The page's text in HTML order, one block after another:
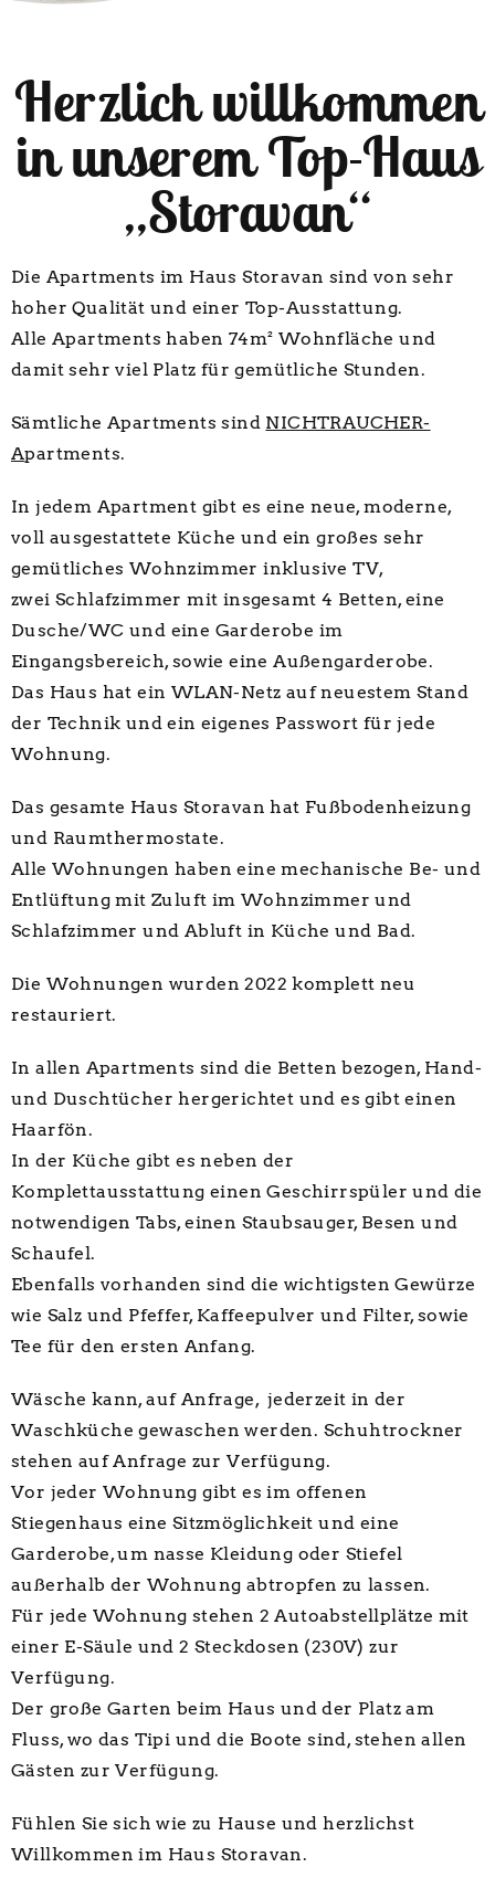
Herzlich willkommen
in unserem Top-Haus
„Storavan“
Die Apartments im Haus Storavan sind von sehr
hoher Qualität und einer Top-Ausstattung.
Alle Apartments haben 74m² Wohnfläche und
damit sehr viel Platz für gemütliche Stunden.
Sämtliche Apartments sind NICHTRAUCHER-
Apartments.
In jedem Apartment gibt es eine neue, moderne,
voll ausgestattete Küche und ein großes sehr
gemütliches Wohnzimmer inklusive TV,
zwei Schlafzimmer mit insgesamt 4 Betten, eine
Dusche/WC und eine Garderobe im
Eingangsbereich, sowie eine Außengarderobe.
Das Haus hat ein WLAN-Netz auf neuestem Stand
der Technik und ein eigenes Passwort für jede
Wohnung.
Das gesamte Haus Storavan hat Fußbodenheizung
und Raumthermostate.
Alle Wohnungen haben eine mechanische Be- und
Entlüftung mit Zuluft im Wohnzimmer und
Schlafzimmer und Abluft in Küche und Bad.
Die Wohnungen wurden 2022 komplett neu
restauriert.
In allen Apartments sind die Betten bezogen, Hand-
und Duschtücher hergerichtet und es gibt einen
Haarfön.
In der Küche gibt es neben der
Komplettausstattung einen Geschirrspüler und die
notwendigen Tabs, einen Staubsauger, Besen und
Schaufel.
Ebenfalls vorhanden sind die wichtigsten Gewürze
wie Salz und Pfeffer, Kaffeepulver und Filter, sowie
Tee für den ersten Anfang.
Wäsche kann, auf Anfrage, jederzeit in der
Waschküche gewaschen werden. Schuhtrockner
stehen auf Anfrage zur Verfügung.
Vor jeder Wohnung gibt es im offenen
Stiegenhaus eine Sitzmöglichkeit und eine
Garderobe, um nasse Kleidung oder Stiefel
außerhalb der Wohnung abtropfen zu lassen.
Für jede Wohnung stehen 2 Autoabstellplätze mit
einer E-Säule und 2 Steckdosen (230V) zur
Verfügung.
Der große Garten beim Haus und der Platz am
Fluss, wo das Tipi und die Boote sind, stehen allen
Gästen zur Verfügung.
Fühlen Sie sich wie zu Hause und herzlichst
Willkommen im Haus Storavan.